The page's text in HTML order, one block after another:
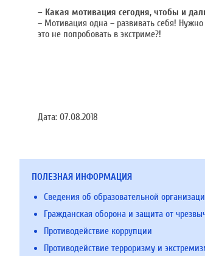
– Какая мотивация сегодня, чтобы и
– Мотивация одна – развивать себя!
это не попробовать в экстриме?!
Дата: 07.08.2018
ПОЛЕЗНАЯ ИНФОРМАЦИЯ
Сведения об образовательной
Гражданская оборона и защита от
Противодействие коррупции
Противодействие терроризму и